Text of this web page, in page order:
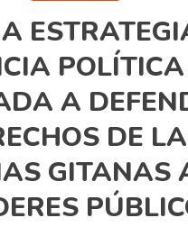
A
DE
GITANAS